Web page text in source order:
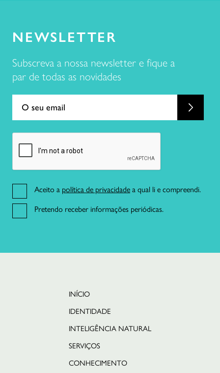
English
NEWSLETTER
Subscreva a nossa newsletter e fique a
par de todas as novidades
Aceito a política de privacidade a qual li e compreendi.
Pretendo receber informações periódicas.
INÍCIO
IDENTIDADE
INTELIGÊNCIA NATURAL
SERVIÇOS
CONHECIMENTO